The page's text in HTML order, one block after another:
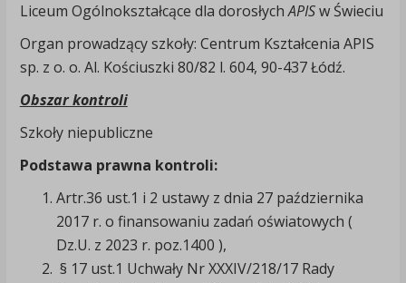
Liceum Ogólnokształcące dla dorosłychAPISw Świeciu
Organ prowadzący szkoły: Centrum Kształcenia APIS
sp. z o. o. Al. Kościuszki 80/82 l. 604, 90-437 Łódź.
Obszar kontroli
Szkoły niepubliczne
Podstawa prawna kontroli:
Artr.36 ust.1 i 2 ustawy z dnia 27 października
2017 r. o finansowaniu zadań oświatowych (
Dz.U. z 2023 r. poz.1400 ),
§ 17 ust.1 Uchwały Nr XXXIV/218/17 Rady